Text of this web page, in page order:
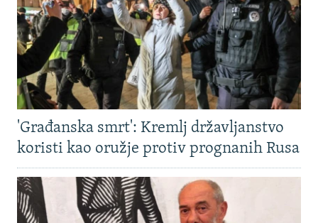
'Građanska smrt': Kremlj državljanstvo
koristi kao oružje protiv prognanih Rusa